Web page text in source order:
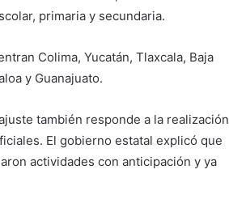
primaria y secundaria.
Colima, Yucatán, Tlaxcala, Baja
y Guanajuato.
también responde a la realización
El gobierno estatal explicó que
actividades con anticipación y ya